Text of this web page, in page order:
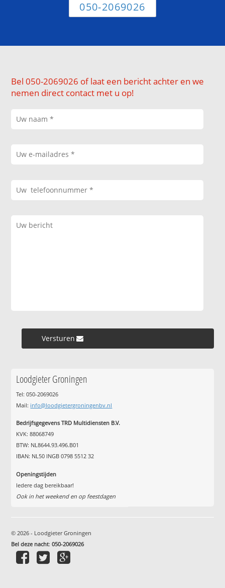
050-2069026
Bel 050-2069026 of laat een bericht achter en we
nemen direct contact met u op!
Versturen »
Loodgieter Groningen
Tel: 050-2069026
Mail: info@loodgietergroningenbv.nl
Bedrijfsgegevens TRD Multidiensten B.V.
KVK: 88068749
BTW: NL8644.93.496.B01
IBAN: NL50 INGB 0798 5512 32
Openingstijden
Iedere dag bereikbaar!
Ook in het weekend en op feestdagen
© 2026 - Loodgieter Groningen
Bel deze nacht:050-2069026